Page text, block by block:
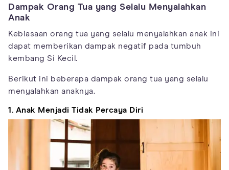
Dampak Orang Tua yang Selalu Menyalahkan
Anak
Kebiasaan orang tua yang selalu menyalahkan anak ini
dapat memberikan dampak negatif pada tumbuh
kembang Si Kecil.
Berikut ini beberapa dampak orang tua yang selalu
menyalahkan anaknya.
1. Anak Menjadi Tidak Percaya Diri